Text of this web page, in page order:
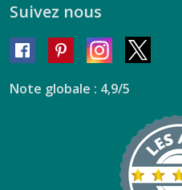
Suivez nous
Note globale : 4,9/5